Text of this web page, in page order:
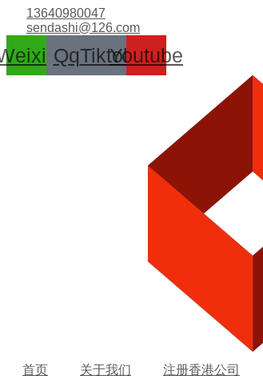
容
13640980047
sendashi@126.com
QqTiktokYoutube
首页 关于我们 注册香港公司